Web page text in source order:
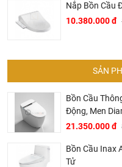
Hiện tại chúng tôi
mãi
hấp dẫn, để biết
Tại Khali Nguyễn,
hàng giả hàng nhái
Sản phẩm được
sản phẩm có chất
Bán hàng có tâm:
Nắp Bồn Cầu
10.380.000 đ
SẢN
Bồn Cầu
Động, Men
21.350.000 đ
Bồn Cầu Inax
Tử